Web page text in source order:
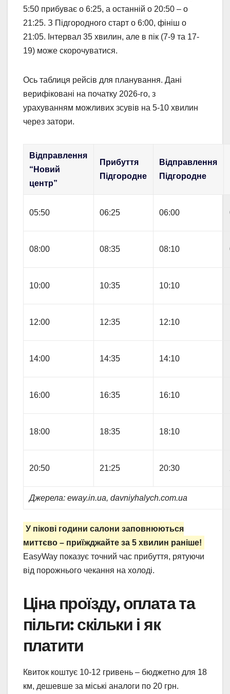
5:50 прибуває о 6:25, а останній о 20:50 – о
21:25. З Підгородного старт о 6:00, фініш о
21:05. Інтервал 35 хвилин, але в пік (7-9 та 17-
19) може скорочуватися.
Ось таблиця рейсів для планування. Дані
верифіковані на початку 2026-го, з
урахуванням можливих зсувів на 5-10 хвилин
через затори.
Відправлення
“Новий
центр”
Прибуття
Підгородне
Відправлення
Підгородне
05:50 06:25 06:00
08:00 08:35 08:10
10:00 10:35 10:10
12:00 12:35 12:10
14:00 14:35 14:10
16:00 16:35 16:10
18:00 18:35 18:10
20:50 21:25 20:30
Джерела: eway.in.ua, davniyhalych.com.ua
У пікові години салони заповнюються
миттєво – приїжджайте за 5 хвилин раніше!
EasyWay показує точний час прибуття, рятуючи
від порожнього чекання на холоді.
Ціна проїзду, оплата та
пільги: скільки і як
платити
Квиток коштує 10-12 гривень – бюджетно для 18
км, дешевше за міські аналоги по 20 грн.